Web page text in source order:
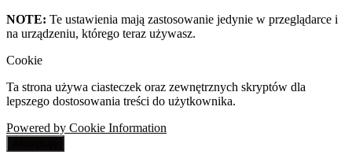
NOTE: Te ustawienia mają zastosowanie jedynie w przeglądarce i
na urządzeniu, którego teraz używasz.
Cookie
Ta strona używa ciasteczek oraz zewnętrznych skryptów dla
lepszego dostosowania treści do użytkownika.
Powered by Cookie Information